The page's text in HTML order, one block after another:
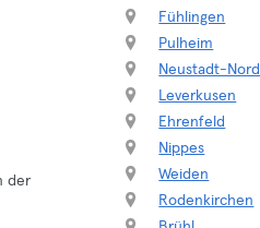
der
Fühlingen
Pulheim
Neustadt-Nord
Leverkusen
Ehrenfeld
Nippes
Weiden
Rodenkirchen